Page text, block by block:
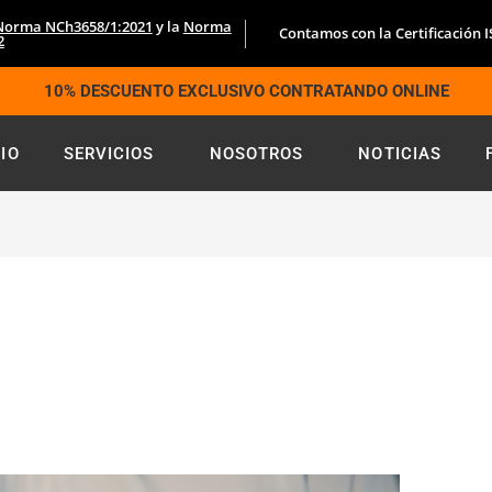
NCh3658/1:2021 y la Norma Contamos con la Certificación
10% DESCUENTO EXCLUSIVO CONTRATANDO ONLINE
SERVICIOS NOSOTROS NOTICIAS